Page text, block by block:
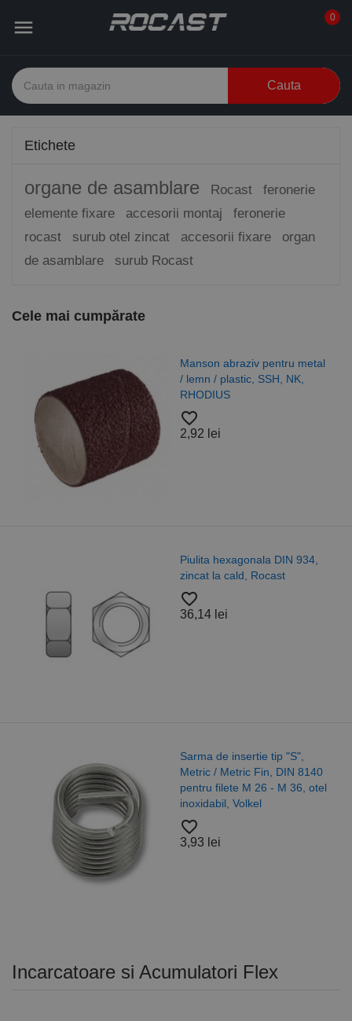
 0
Cauta
Etichete
organe de asamblare Rocast
feronerie
elemente fixare
accesorii montaj
feronerie
rocast
surub otel zincat accesorii fixare
organ
de asamblare
surub Rocast
Cele mai cumpărate
Manson abraziv pentru metal
/ lemn / plastic, SSH, NK,
RHODIUS
favorite_border
2,92 lei
Piulita hexagonala DIN 934,
zincat la cald, Rocast
favorite_border
36,14 lei
Sarma de insertie tip "S",
Metric / Metric Fin, DIN 8140
pentru filete M 26 - M 36, otel
inoxidabil, Volkel
favorite_border
3,93 lei
Incarcatoare si Acumulatori Flex